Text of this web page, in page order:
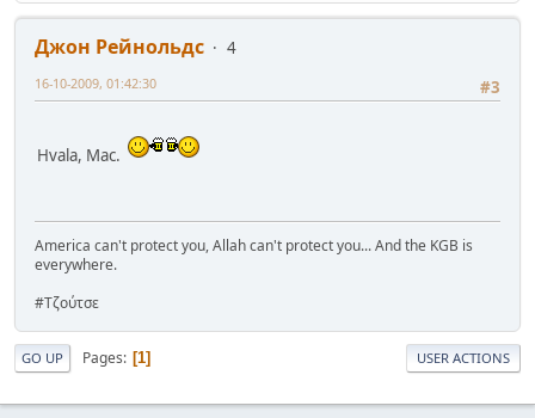
Джон Рейнольдс
4
#3
16-10-2009, 01:42:30
Hvala, Mac.
America can't protect you, Allah can't protect you... And the KGB is
everywhere.
#Τζούτσε
GO UP Pages 1 USER ACTIONS